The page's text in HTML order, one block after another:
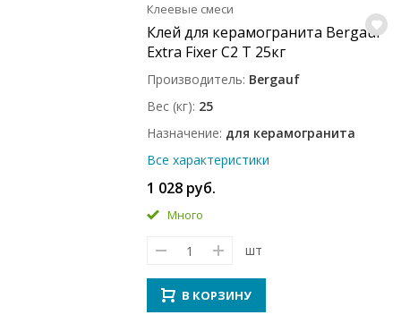
Клеевые смеси
Клей для керамогранита Bergauf
Extra Fixer C2 T 25кг
Производитель Bergauf
Вес (кг) 25
Назначение для керамогранита
Все характеристики
1 028 руб.
Много
шт
В КОРЗИНУ